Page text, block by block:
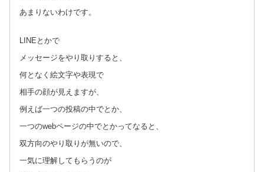
あまりないわけです。
LINEとかで
メッセージをやり取りすると、
何となく絵文字や表現で
相手の顔が見えますが、
例えば一つの投稿の中でとか、
一つのwebページの中でとかってなると、
双方向のやり取りが無いので、
一気に理解してもらうのが